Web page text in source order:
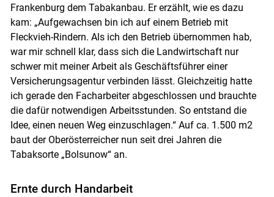
Skip to main content
Frankenburg dem Tabakanbau. Er erzählt, wie es dazu
kam: „Aufgewachsen bin ich auf einem Betrieb mit
Fleckvieh-Rindern. Als ich den Betrieb übernommen hab,
war mir schnell klar, dass sich die Landwirtschaft nur
schwer mit meiner Arbeit als Geschäftsführer einer
Versicherungsagentur verbinden lässt. Gleichzeitig hatte
ich gerade den Facharbeiter abgeschlossen und brauchte
die dafür notwendigen Arbeitsstunden. So entstand die
Idee, einen neuen Weg einzuschlagen.“ Auf ca. 1.500 m2
baut der Oberösterreicher nun seit drei Jahren die
Tabaksorte „Bolsunow“ an.
Ernte durch Handarbeit